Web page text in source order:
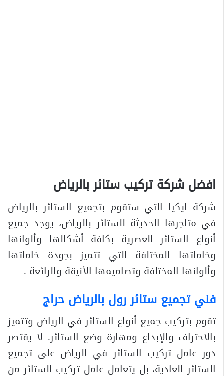
افضل شركة تركيب ستائر بالرياض
شركة ايكيا التي ستقوم بتجميع الستائر بالرياض
في متاجرها الحديثة للستائر بالرياض، يوجد جميع
أنواع الستائر العصرية بكافة أشكالها وألوانها
وخاماتها المختلفة التي تتميز بجودة خاماتها
وألوانها المختلفة وتصاميمها الأنيقة والرائعة .
فني تجميع ستائر رول بالرياض حراج
تقوم بتركيب جميع أنواع الستائر في الرياض وتتميز
بالاحتراف والإبداع ومهارة وضع الستائر. لا يقتصر
دور عامل تركيب الستائر في الرياض على تجميع
الستائر العادية، بل يتعامل عامل تركيب الستائر من